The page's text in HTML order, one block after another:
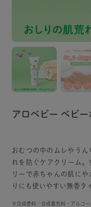
アロベビー ベビ
おむつの中のムレやう
れを防ぐケアクリーム
リーで赤ちゃんの肌に
りにも使いやすい無香タ
※合成香料・合成着色料・アルコ